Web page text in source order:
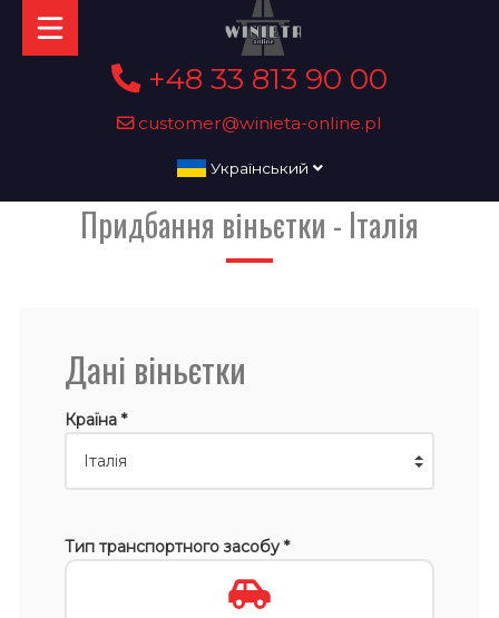
+48 33 813 90 00
customer@winieta-online.pl
Український
Придбання віньєтки - Італія
Дані віньєтки
Країна *
Тип транспортного засобу *